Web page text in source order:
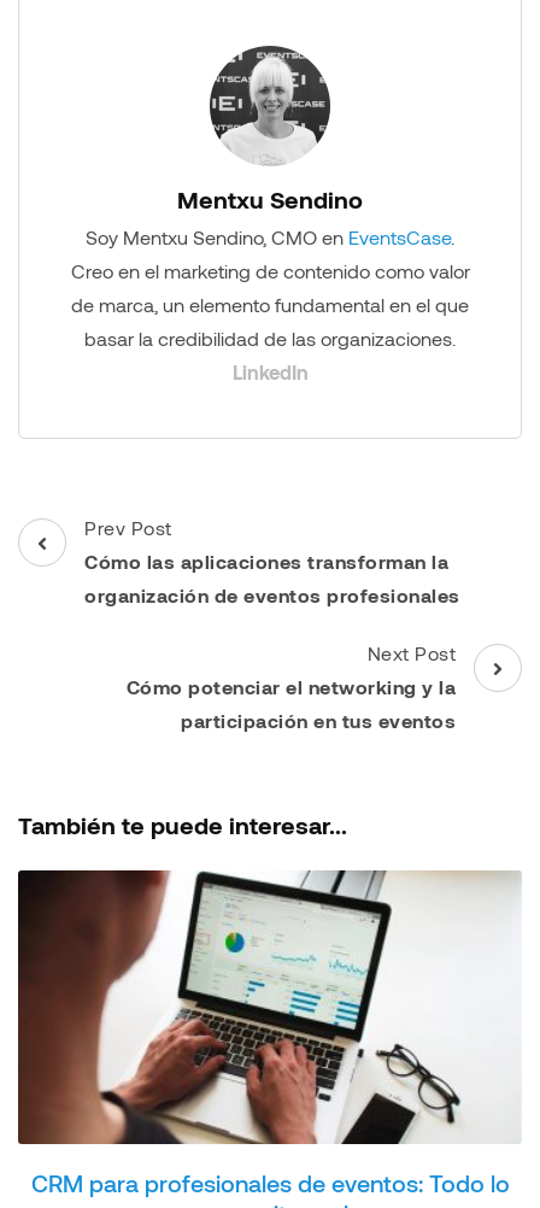
Mentxu Sendino
Soy Mentxu Sendino, CMO en EventsCase.
Creo en el marketing de contenido como valor
de marca, un elemento fundamental en el que
basar la credibilidad de las organizaciones.
LinkedIn
Post
Navigation
Prev Post
Cómo las aplicaciones transforman la
organización de eventos profesionales
Next Post
Cómo potenciar el networking y la
participación en tus eventos
También te puede interesar...
CRM para profesionales de eventos: Todo lo